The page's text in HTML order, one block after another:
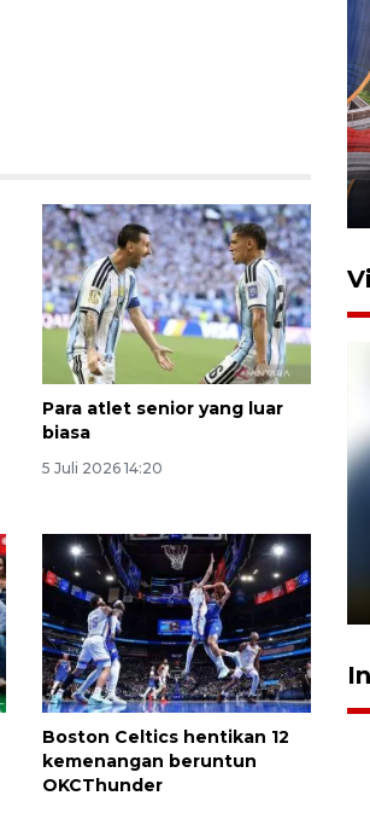
Para atlet senior yang luar
biasa
5 Juli 2026 14:20
Boston Celtics hentikan 12
kemenangan beruntun
OKCThunder
Filaha Farm setia
8 tahan?
05:47